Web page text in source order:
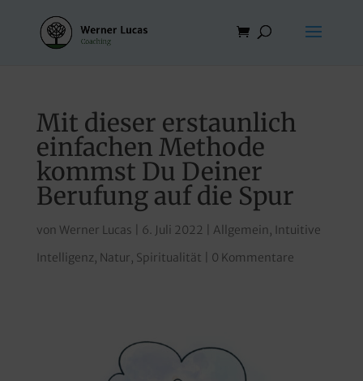
Mit dieser erstaunlich
einfachen Methode
kommst Du Deiner
Berufung auf die Spur
von Werner Lucas 6. Juli 2022 Allgemein , Intuitive
Intelligenz, Natur, Spiritualität 0 Kommentare